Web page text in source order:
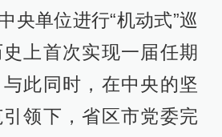
央单位进行“机动式”巡
上首次实现一届任期
此同时，在中央的坚
领下，省区市党委完